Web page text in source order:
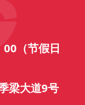
（节假日
梁大道9号